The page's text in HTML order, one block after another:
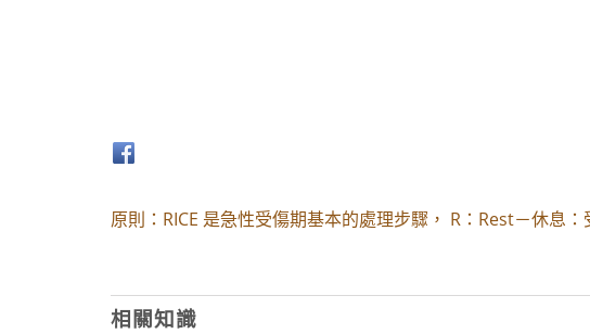
原則：RICE 是急性受傷期基本的處理步驟， R：Rest－休息：
相關知識